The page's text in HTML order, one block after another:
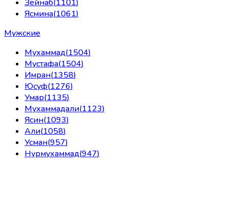
Зейнаб(1101)
Ясмина(1061)
Мужские
Мухаммад(1504)
Мустафа(1504)
Имран(1358)
Юсуф(1276)
Умар(1135)
Мухаммадали(1123)
Ясин(1093)
Али(1058)
Усман(957)
Нурмухаммад(947)